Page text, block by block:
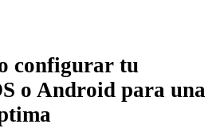
configurar tu
o Android para una